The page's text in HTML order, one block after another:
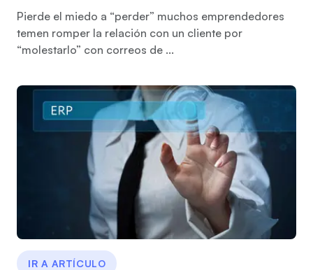
Pierde el miedo a “perder” muchos emprendedores
temen romper la relación con un cliente por
“molestarlo” con correos de ...
IR A ARTÍCULO